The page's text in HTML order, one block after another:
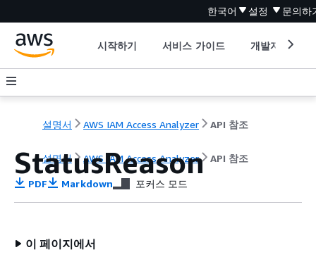
한국어 설정 문의하
시작하기 서비스 가이드 개발자 도구
설명서 AWS IAM Access Analyzer API 참조
설명서 AWS IAM Access Analyzer API 참조
StatusReason
PDF Markdown 포커스 모드
이 페이지에서